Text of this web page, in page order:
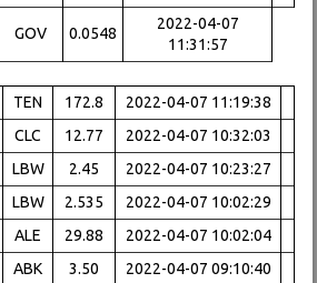
GOV 0.0548
2022-04-07
11:31:57
TEN 172.8
2022-04-07 11:19:38
CLC 12.77
2022-04-07 10:32:03
LBW 2.45
2022-04-07 10:23:27
LBW 2.535
2022-04-07 10:02:29
ALE 29.88
2022-04-07 10:02:04
ABK 3.50
2022-04-07 09:10:40